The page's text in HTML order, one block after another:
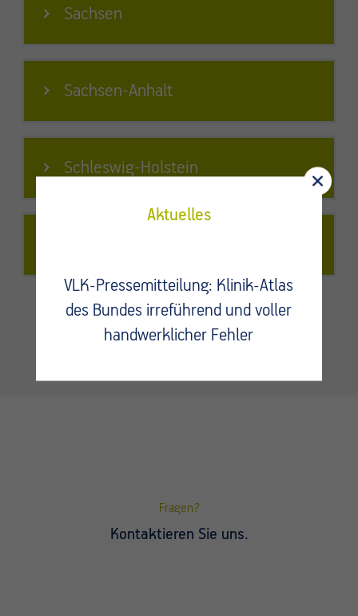
Sachsen
Sachsen-Anhalt
Schleswig-Holstein
Fragen?
Kontaktieren Sie uns.
Aktuelles
VLK-Pressemitteilung: Klinik-Atlas
des Bundes irreführend und voller
handwerklicher Fehler